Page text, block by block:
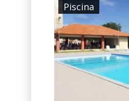
Piscina